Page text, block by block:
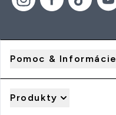
Pomoc & Informácie
Produkty